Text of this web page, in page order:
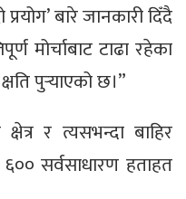
बारे जानकारी दिँदै
मोर्चाबाट टाढा रहेका
पुर्‍याएको छ।”
र त्यसभन्दा बाहिर
सर्वसाधारण हताहत